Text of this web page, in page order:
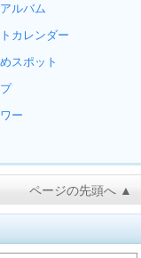
ルバム
カレンダー
スポット
ー
ページの先頭へ ▲